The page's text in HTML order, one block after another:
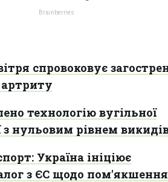
спровоковує
технологію вугільної
з нульовим рівнем
Україна ініціює
з ЄС щодо пом'якшення